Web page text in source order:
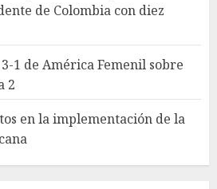
de Colombia con diez
1 de América Femenil sobre
2
en la implementación de la
dudas y retos en la
AGOSTO 8, 2026
Sub-20 derrota a
y clasifica a la final del